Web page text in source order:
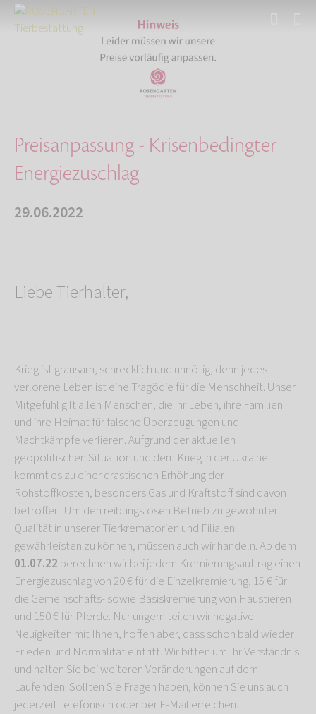
Aktuelles
Preisanpassung - Krisenbedingter Energiezusch…
Preisanpassung - Krisenbedingter
Energiezuschlag
29.06.2022
Liebe Tierhalter,
Krieg ist grausam, schrecklich und unnötig, denn jedes
verlorene Leben ist eine Tragödie für die Menschheit. Unser
Mitgefühl gilt allen Menschen, die ihr Leben, ihre Familien
und ihre Heimat für falsche Überzeugungen und
Machtkämpfe verlieren. Aufgrund der aktuellen
geopolitischen Situation und dem Krieg in der Ukraine
kommt es zu einer drastischen Erhöhung der
Rohstoffkosten, besonders Gas und Kraftstoff sind davon
betroffen. Um den reibungslosen Betrieb zu gewohnter
Qualität in unserer Tierkrematorien und Filialen
gewährleisten zu können, müssen auch wir handeln. Ab dem
01.07.22 berechnen wir bei jedem Kremierungsauftrag einen
Energiezuschlag von 20 € für die Einzelkremierung, 15 € für
die Gemeinschafts- sowie Basiskremierung von Haustieren
und 150 € für Pferde. Nur ungern teilen wir negative
Neuigkeiten mit Ihnen, hoffen aber, dass schon bald wieder
Frieden und Normalität eintritt. Wir bitten um Ihr Verständnis
und halten Sie bei weiteren Veränderungen auf dem
Laufenden. Sollten Sie Fragen haben, können Sie uns auch
jederzeit telefonisch oder per E-Mail erreichen.